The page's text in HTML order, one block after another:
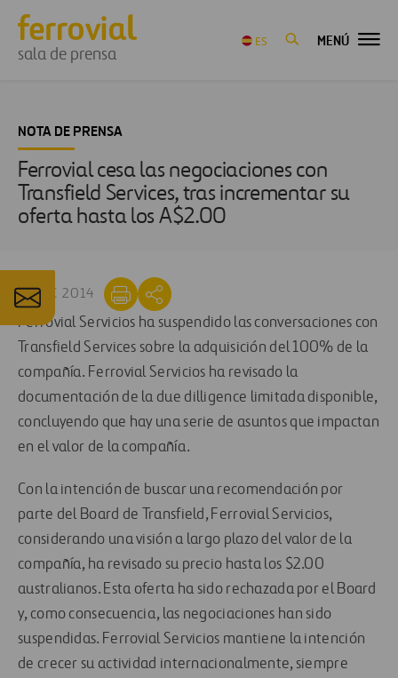
sala de prensa
ES MENÚ
NOTA DE PRENSA
Ferrovial cesa las negociaciones con
Transfield Services, tras incrementar su
oferta hasta los A$2.00
21 DIC 2014
Ferrovial Servicios ha suspendido las conversaciones con
Transfield Services sobre la adquisición del 100% de la
compañía. Ferrovial Servicios ha revisado la
documentación de la due dilligence limitada disponible,
concluyendo que hay una serie de asuntos que impactan
en el valor de la compañía.
Con la intención de buscar una recomendación por
parte del Board de Transfield, Ferrovial Servicios,
considerando una visión a largo plazo del valor de la
compañía, ha revisado su precio hasta los $2.00
australianos. Esta oferta ha sido rechazada por el Board
y, como consecuencia, las negociaciones han sido
suspendidas. Ferrovial Servicios mantiene la intención
de crecer su actividad internacionalmente, siempre